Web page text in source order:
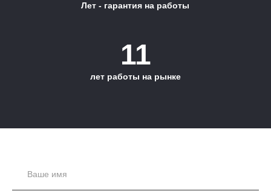
11
лет работы на рынке
Лет - гарантия на работы